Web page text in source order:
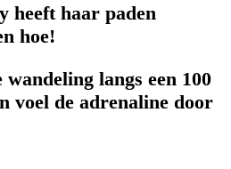
heeft haar paden
hoe!
langs een 100
voel de adrenaline door